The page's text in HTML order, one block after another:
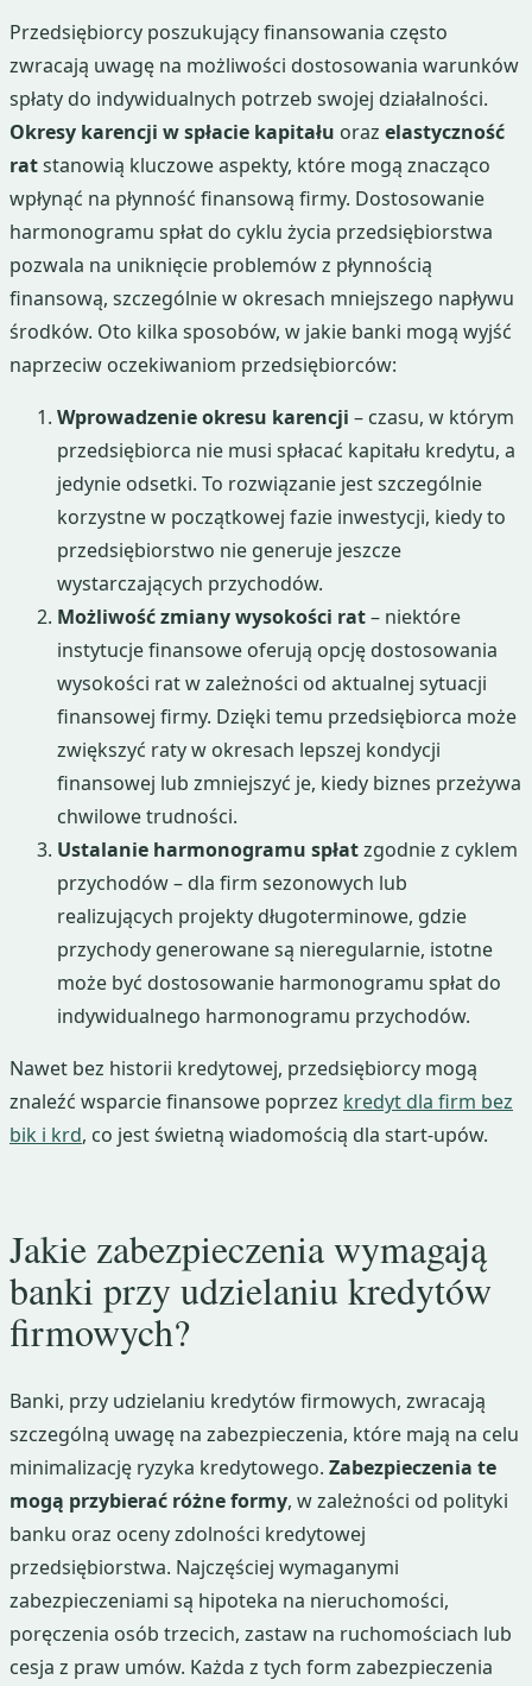
Przedsiębiorcy poszukujący finansowania często
zwracają uwagę na możliwości dostosowania warunków
spłaty do indywidualnych potrzeb swojej działalności.
Okresy karencji w spłacie kapitału oraz elastyczność
ratstanowią kluczowe aspekty, które mogą znacząco
wpłynąć na płynność finansową firmy. Dostosowanie
harmonogramu spłat do cyklu życia przedsiębiorstwa
pozwala na uniknięcie problemów z płynnością
finansową, szczególnie w okresach mniejszego napływu
środków. Oto kilka sposobów, w jakie banki mogą wyjść
naprzeciw oczekiwaniom przedsiębiorców:
Wprowadzenie okresu karencji – czasu, w którym
przedsiębiorca nie musi spłacać kapitału kredytu, a
jedynie odsetki. To rozwiązanie jest szczególnie
korzystne w początkowej fazie inwestycji, kiedy to
przedsiębiorstwo nie generuje jeszcze
wystarczających przychodów.
Możliwość zmiany wysokości rat– niektóre
instytucje finansowe oferują opcję dostosowania
wysokości rat w zależności od aktualnej sytuacji
finansowej firmy. Dzięki temu przedsiębiorca może
zwiększyć raty w okresach lepszej kondycji
finansowej lub zmniejszyć je, kiedy biznes przeżywa
chwilowe trudności.
Ustalanie harmonogramu spłatzgodnie z cyklem
przychodów – dla firm sezonowych lub
realizujących projekty długoterminowe, gdzie
przychody generowane są nieregularnie, istotne
może być dostosowanie harmonogramu spłat do
indywidualnego harmonogramu przychodów.
Nawet bez historii kredytowej, przedsiębiorcy mogą
znaleźć wsparcie finansowe poprzez kredyt dla firm bez
bik i krd, co jest świetną wiadomością dla start-upów.
Jakie zabezpieczenia wymagają
banki przy udzielaniu kredytów
firmowych?
Banki, przy udzielaniu kredytów firmowych, zwracają
szczególną uwagę na zabezpieczenia, które mają na celu
minimalizację ryzyka kredytowego. Zabezpieczenia te
mogą przybierać różne formy, w zależności od polityki
banku oraz oceny zdolności kredytowej
przedsiębiorstwa. Najczęściej wymaganymi
zabezpieczeniami są hipoteka na nieruchomości,
poręczenia osób trzecich, zastaw na ruchomościach lub
cesja z praw umów. Każda z tych form zabezpieczenia